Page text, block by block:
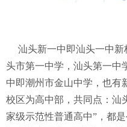
汕头新一中即汕头一中
头市第一中学，汕头第一中
中即潮州市金山中学，也有
校区为高中部，共同点：汕
家级示范性普通高中”，都